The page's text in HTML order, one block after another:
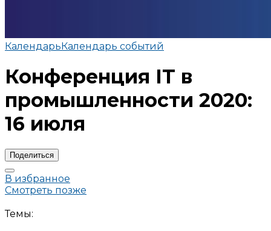
КалендарьКалендарь событий
Конференция IT в
промышленности 2020:
16 июля
Поделиться
В избранное
Смотреть позже
Темы: